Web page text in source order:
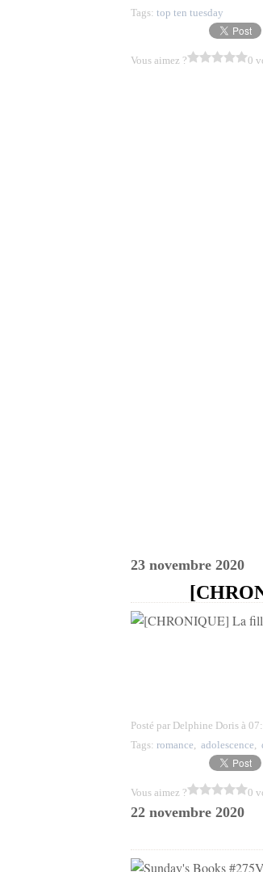
Tags: top ten tuesday
Vous aimez ? 0
23 novembre 2020
Posté par Delphine Doris à
Tags: romance, adolescence,
Vous aimez ? 0
22 novembre 2020